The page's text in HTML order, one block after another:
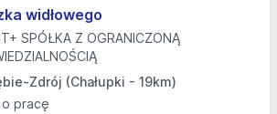
widłowego
SPÓŁKA Z OGRANICZONĄ
Zdrój (Chałupki - 19km)
pracę